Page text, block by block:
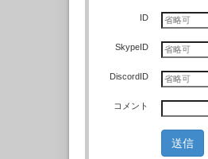
ID
SkypeID
DiscordID
コメント